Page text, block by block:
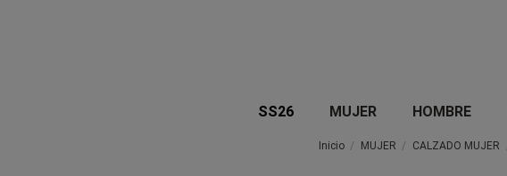
SS26 MUJER HOMBRE
Inicio MUJER CALZADO MUJER